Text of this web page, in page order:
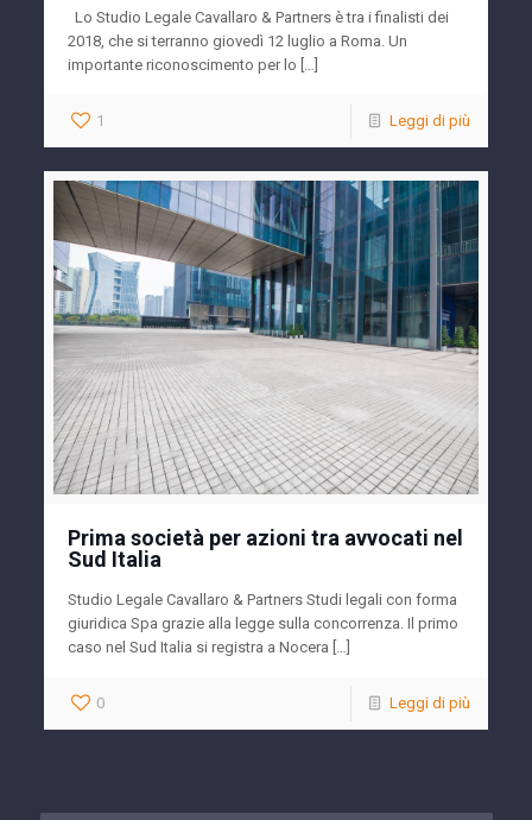
Lo Studio Legale Cavallaro & Partners è tra i finalisti dei
2018, che si terranno giovedì 12 luglio a Roma. Un
importante riconoscimento per lo […]
1 Leggi di più
Prima società per azioni tra avvocati nel
Sud Italia
Studio Legale Cavallaro & Partners Studi legali con forma
giuridica Spa grazie alla legge sulla concorrenza. Il primo
caso nel Sud Italia si registra a Nocera […]
0 Leggi di più